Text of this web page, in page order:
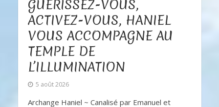
GUÉRISSEZ-VOUS,
ACTIVEZ-VOUS, HANIEL
VOUS ACCOMPAGNE AU
TEMPLE DE
L’ILLUMINATION
5 août 2026
Archange Haniel ~ Canalisé par Emanuel et